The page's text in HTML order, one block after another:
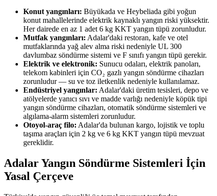
Konut yangınları: Büyükada ve Heybeliada gibi yoğun
konut mahallelerinde elektrik kaynaklı yangın riski yüksektir.
Her dairede en az 1 adet 6 kg KKT yangın tüpü zorunludur.
Mutfak yangınları: Adalar'daki restoran, kafe ve otel
mutfaklarında yağ alev alma riski nedeniyle UL 300
davlumbaz söndürme sistemi ve F sınıfı yangın tüpü gerekir.
Elektrik ve elektronik: Sunucu odaları, elektrik panoları,
telekom kabinleri için CO₂ gazlı yangın söndürme cihazları
zorunludur — su ve toz iletkenlik nedeniyle kullanılamaz.
Endüstriyel yangınlar: Adalar'daki üretim tesisleri, depo ve
atölyelerde yanıcı sıvı ve madde varlığı nedeniyle köpük tipi
yangın söndürme cihazları, otomatik söndürme sistemleri ve
algılama-alarm sistemleri zorunludur.
Otoyol-araç filo: Adalar'da bulunan kargo, lojistik ve toplu
taşıma araçları için 2 kg ve 6 kg KKT yangın tüpü mevzuat
gereklidir.
Adalar Yangın Söndürme Sistemleri İçin
Yasal Çerçeve